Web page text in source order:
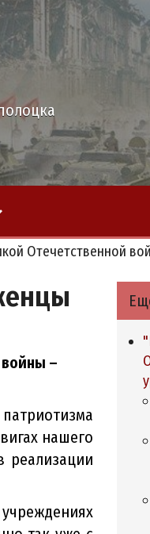
Отечетственной
–
нашего
реализации